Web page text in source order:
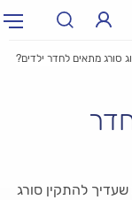
סורג מתאים לחדר ילדים?
להתקין סורג